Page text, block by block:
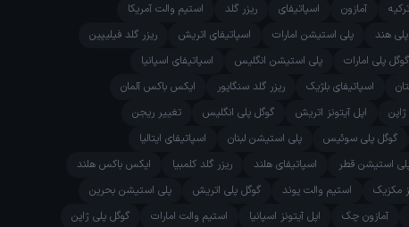
آمازون اسپاتیفای ریزر گلد
استیم والت آمریکا
هند پلی استیشن امارات اسپاتیفای اتریش
ریزر گلد فیلیپین
گوگل پلی امارات پلی استیشن انگلیس
اسپاتیفای اسپانیا
اسپاتیفای بلژیک ریزر گلد سنگاپور
ایکس باکس آلمان
اپل آیتونز اتریش گوگل پلی انگلیس
تغییر ریجن
گوگل پلی سوئیس پلی استیشن لبنان
اسپاتیفای ایتالیا
استیشن قطر اسپاتیفای هلند ریزر گلد کلمبیا
ایکس باکس هلند
مکزیک استیم والت پوند گوگل پلی اتریش
پلی استیشن بحرین
آمازون چک اپل آیتونز اسپانیا استیم والت امارات
گوگل پلی ژاپن